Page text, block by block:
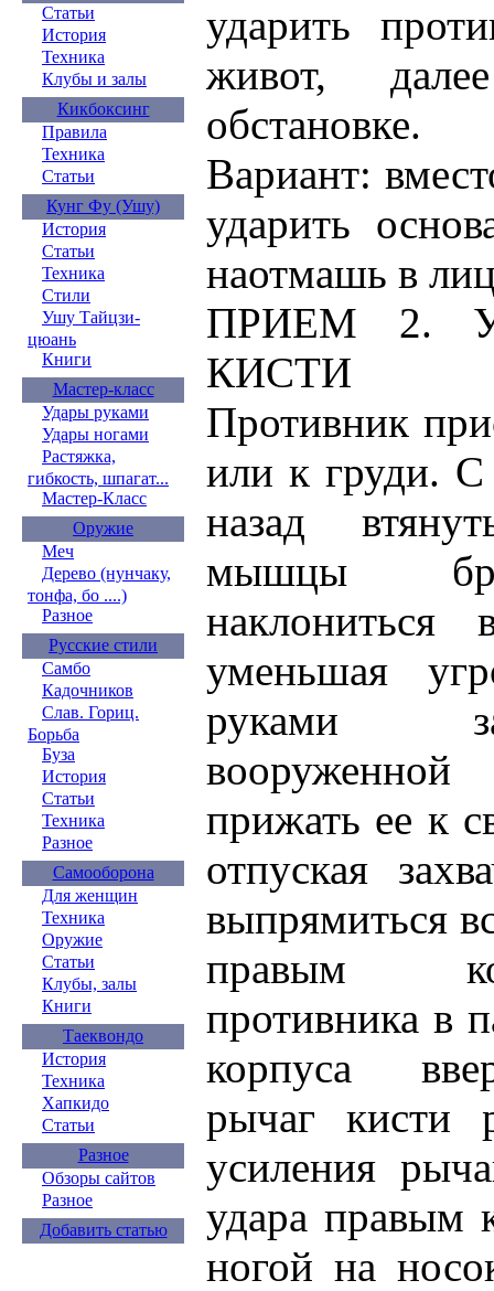
Статьи
История
Техника
Клубы и залы
Кикбоксинг
Правила
Техника
Статьи
Кунг Фу (Ушу)
История
Статьи
Техника
Стили
Ушу Тайцзи-
цюань
Книги
Мастер-класс
Удары руками
Удары ногами
Растяжка,
гибкость, шпагат...
Мастер-Класс
Оружие
Меч
Дерево (нунчаку,
тонфа, бо ....)
Разное
Русские стили
Самбо
Кадочников
Слав. Гориц.
Борьба
Буза
История
Статьи
Техника
Разное
Самооборона
Для женщин
Техника
Оружие
Статьи
Клубы, залы
Книги
Таеквондо
История
Техника
Хапкидо
Статьи
Разное
Обзоры сайтов
Разное
Добавить статью
ударить
живот,
обстановке.
Вариант:
ударить
наотмашь в
ПРИЕМ 2.
КИСТИ
Противник
или к груди.
назад
мышцы
уменьшая
руками
прижать ее к
отпуская
выпрямиться
правым
противника в
корпуса
рычаг
усиления
удара правым
ногой на